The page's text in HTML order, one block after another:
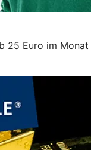
25 Euro im Monat